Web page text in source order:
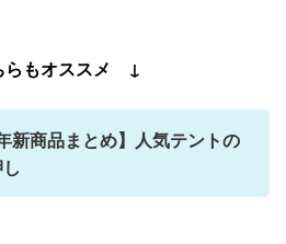
もオススメ ↓
新商品まとめ】人気テントの